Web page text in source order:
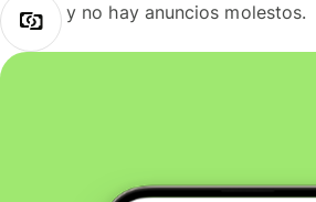
y no hay anuncios molestos.